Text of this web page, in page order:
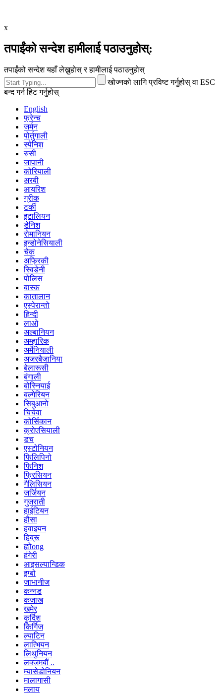
x
तपाईंको सन्देश हामीलाई पठाउनुहोस्:
तपाईंको सन्देश यहाँ लेख्नुहोस् र हामीलाई पठाउनुहोस्
खोज्नको लागि प्रविष्ट गर्नुहोस् वा ESC
बन्द गर्न हिट गर्नुहोस्
English
फ्रेन्च
जर्मन
पोर्तुगाली
स्पेनिश
रुसी
जापानी
कोरियाली
अरबी
आयरिश
ग्रीक
टर्की
इटालियन
डेनिश
रोमानियन
इन्डोनेसियाली
चेक
अफ्रिकी
स्विडेनी
पोलिस
बास्क
कातालान
एस्पेरान्तो
हिन्दी
लाओ
अल्बानियन
अम्हारिक
अर्मेनियाली
अजरबैजानिया
बेलारूसी
बंगाली
बोस्नियाई
बल्गेरियन
सिबुआनो
चिचेवा
कोर्सिकान
क्रोएसियाली
डच
एस्टोनियन
फिलिपिनो
फिनिश
फ्रिसियन
गैलिसियन
जर्जियन
गुजराती
हाईटियन
हौसा
हवाइयन
हिब्रू
ह्मोong
हंगेरी
आइसल्यान्डिक
इग्बो
जाभानीज
कन्नड
कजाख
खमेर
कुर्दिश
किर्गिज
ल्याटिन
लात्भियन
लिथुनियन
लक्जमबौं ..
म्यासेडोनियन
मालागासी
मलाय